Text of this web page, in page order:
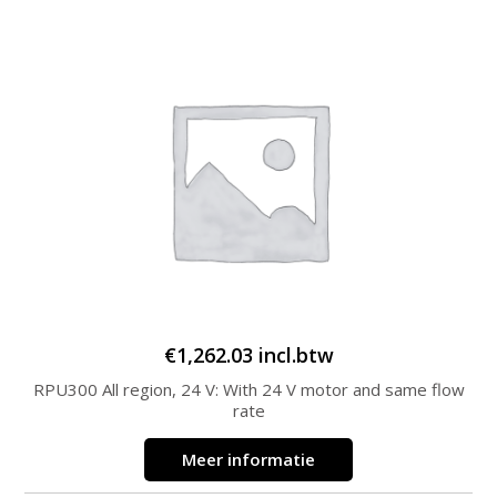
€1,262.03 incl.btw
RPU300 All region, 24 V: With 24 V motor and same flow
rate
Meer informatie